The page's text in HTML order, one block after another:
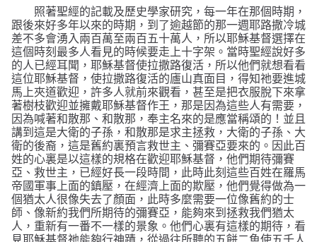
照著聖經的記載及歷史學家研究，每一年在那個時期，
跟後來好多年以來的時期，到了逾越節的那一週耶路撒冷城
差不多會湧入兩百萬至兩百五十萬人，所以耶穌基督選擇在
這個時刻最多人看見的時候要走上十字架。當時聖經說好多
的人已經耳聞，耶穌基督使拉撒路復活，所以他們就想看看
這位耶穌基督，使拉撒路復活的廬山真面目，得知祂要進城
馬上夾道歡迎，許多人就前來觀看，甚至是把衣服脫下來拿
著樹枝歡迎並擁戴耶穌基督作王，那是因為這些人有需要，
因為喊著和散那、和散那，奉主名來的是應當稱頌的！並且
講到這是大衛的子孫，和散那是求主拯救，大衛的子孫、大
衛的後裔，這是舊約裏預言救世主、彌賽亞要來的。因此百
姓的心裏是以這樣的規格在歡迎耶穌基督，他們期待彌賽
亞、救世主，已經好長一段時間，此時此刻這些百姓在羅馬
帝國軍事上面的鎮壓，在經濟上面的欺壓，他們覺得做為一
個猶太人很像失去了顏面，此時多麼需要一位像舊約的士
師、像新約我們所期待的彌賽亞，能夠來到拯救我們猶太
人，重新有一番不一樣的景象。他們心裏有這樣的期待，看
見耶穌基督祂能夠行神蹟，從過往所聽的五餅二魚使五千人